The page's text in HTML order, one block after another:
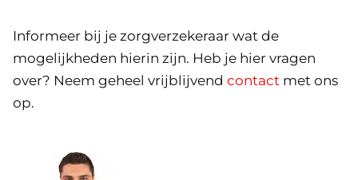
Informeer bij je zorgverzekeraar wat de
mogelijkheden hierin zijn. Heb je hier vragen
over? Neem geheel vrijblijvend contact met ons
op.